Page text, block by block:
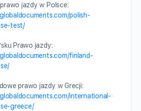
jazdy w Polsce:
polish-
test/
Prawo jazdy:
finland-
prawo jazdy w Grecji:
international-
greece/